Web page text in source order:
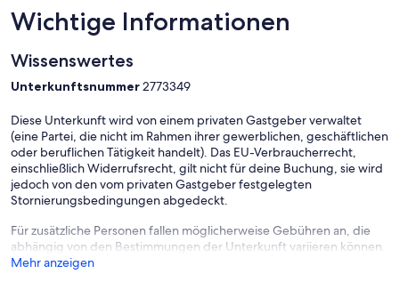
(*2)
Miete Handtücher: 5,- Euro/Person/Woche (1 kleines, 1 größeres
Kissenbezug)
(*3)
Miete Ruder-Boot:
25,- Euro/Tag
100,- Euro/Woche (d.h. 7 Tage nutzen, 4 Tage zahlen)
150,- Euro/2 Wochen (d.h. 14 Tage nutzen, 6 Tage zahlen)
(*4)
Wichtige Informationen
Wissenswertes
Unterkunftsnummer2773349
Diese Unterkunft wird von einem privaten Gastgeber verwaltet
(eine Partei, die nicht im Rahmen ihrer gewerblichen, geschäftlichen
oder beruflichen Tätigkeit handelt). Das EU-Verbraucherrecht,
einschließlich Widerrufsrecht, gilt nicht für deine Buchung, sie wird
jedoch von den vom privaten Gastgeber festgelegten
Stornierungsbedingungen abgedeckt.
Für zusätzliche Personen fallen möglicherweise Gebühren an, die
abhängig von den Bestimmungen der Unterkunft variieren können.
Mehr anzeigen